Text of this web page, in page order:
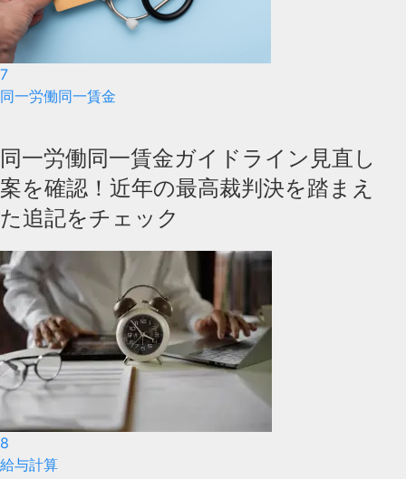
7
同一労働同一賃金
同一労働同一賃金ガイドライン見直し
案を確認！近年の最高裁判決を踏まえ
た追記をチェック
8
給与計算